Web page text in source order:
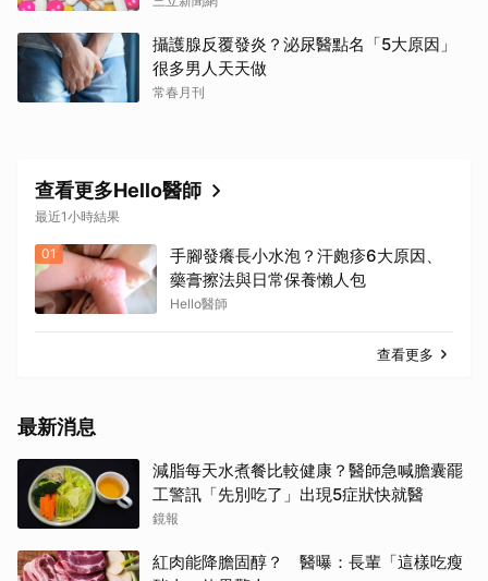
攝護腺反覆發炎？泌尿醫點名「5大原因」
很多男人天天做
常春月刊
查看更多Hello醫師
最近1小時結果
01
手腳發癢長小水泡？汗皰疹6大原因、
藥膏擦法與日常保養懶人包
Hello醫師
查看更多
最新消息
減脂每天水煮餐比較健康？醫師急喊膽囊罷
工警訊「先別吃了」出現5症狀快就醫
鏡報
紅肉能降膽固醇？ 醫曝：長輩「這樣吃瘦